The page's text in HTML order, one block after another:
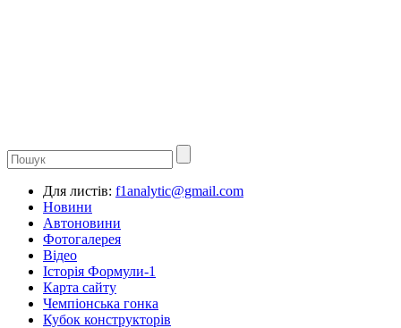
Для листів: f1analytic@gmail.com
Новини
Автоновини
Фотогалерея
Відео
Історія Формули-1
Карта сайту
Чемпіонська гонка
Кубок конструкторів